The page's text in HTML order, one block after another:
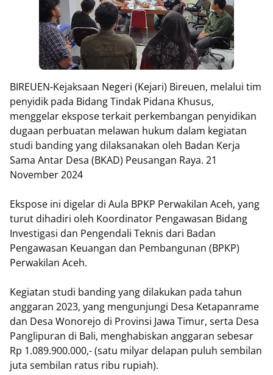
BIREUEN-Kejaksaan Negeri (Kejari) Bireuen, melalui tim
penyidik pada Bidang Tindak Pidana Khusus,
menggelar ekspose terkait perkembangan penyidikan
dugaan perbuatan melawan hukum dalam kegiatan
studi banding yang dilaksanakan oleh Badan Kerja
Sama Antar Desa (BKAD) Peusangan Raya. 21
November 2024
Ekspose ini digelar di Aula BPKP Perwakilan Aceh, yang
turut dihadiri oleh Koordinator Pengawasan Bidang
Investigasi dan Pengendali Teknis dari Badan
Pengawasan Keuangan dan Pembangunan (BPKP)
Perwakilan Aceh.
Kegiatan studi banding yang dilakukan pada tahun
anggaran 2023, yang mengunjungi Desa Ketapanrame
dan Desa Wonorejo di Provinsi Jawa Timur, serta Desa
Panglipuran di Bali, menghabiskan anggaran sebesar
Rp 1.089.900.000,- (satu milyar delapan puluh sembilan
juta sembilan ratus ribu rupiah).